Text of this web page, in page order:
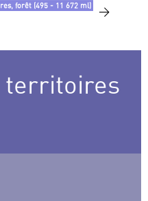
forêt (495 - 11 672 ml) >